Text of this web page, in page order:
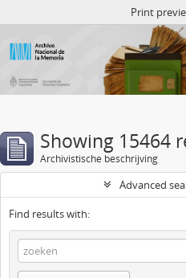
Print
Showing 15464
Archivistische beschrijving
Advanced
Find results with: